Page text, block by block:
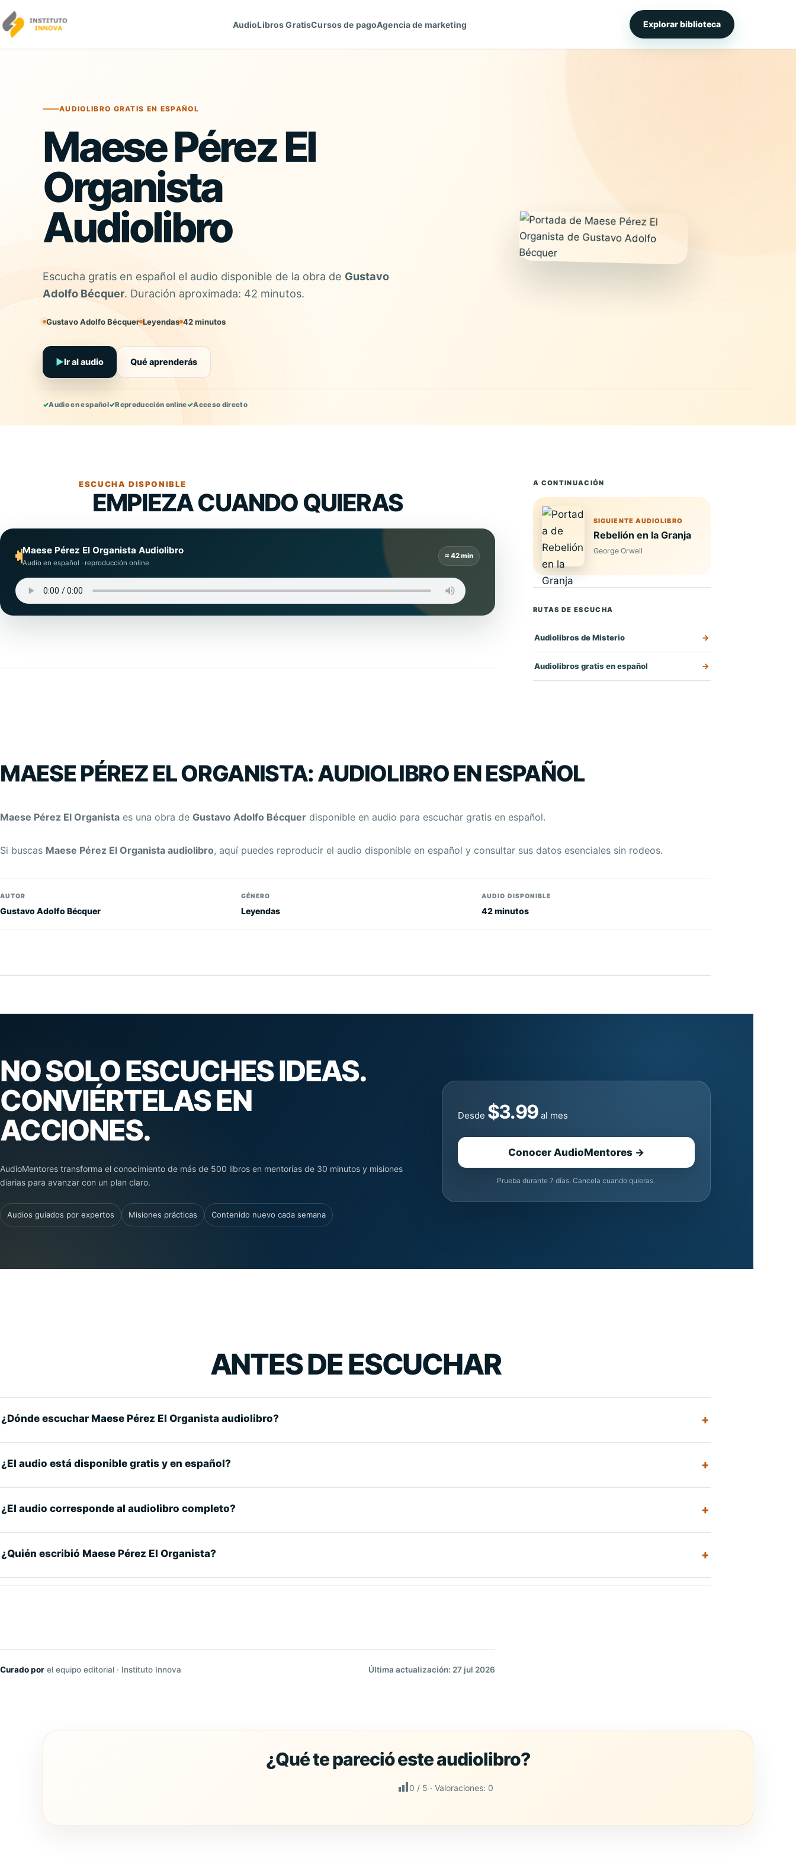
Saltar al contenido
AudioLibros GratisCursos de pagoAgencia de marketing Explorar biblioteca
AUDIOLIBRO GRATIS EN ESPAÑOL
Maese Pérez El
Organista
Audiolibro
Escucha gratis en español el audio disponible de la obra de Gustavo
Adolfo Bécquer. Duración aproximada: 42 minutos.
Gustavo Adolfo Bécquer Leyendas 42 minutos
▶Ir al audio Qué aprenderás
✓Audio en español✓Reproducción online✓Acceso directo
ESCUCHA DISPONIBLE
EMPIEZA CUANDO QUIERAS
Maese Pérez El Organista Audiolibro
Audio en español · reproducción online
≈ 42 min
MAESE PÉREZ EL ORGANISTA: AUDIOLIBRO EN ESPAÑOL
Maese Pérez El Organista es una obra de Gustavo Adolfo Bécquer disponible en audio para escuchar gratis en español.
Si buscas Maese Pérez El Organista audiolibro, aquí puedes reproducir el audio disponible en español y consultar sus datos esenciales sin rodeos.
AUTOR
Gustavo Adolfo Bécquer
GÉNERO
Leyendas
AUDIO DISPONIBLE
42 minutos
NO SOLO ESCUCHES IDEAS.
CONVIÉRTELAS EN
ACCIONES.
AudioMentores transforma el conocimiento de más de 500 libros en mentorías de 30 minutos y misiones
diarias para avanzar con un plan claro.
Audios guiados por expertos Misiones prácticas Contenido nuevo cada semana
Desde $3.99 al mes
Conocer AudioMentores →
Prueba durante 7 días. Cancela cuando quieras.
ANTES DE ESCUCHAR
¿Dónde escuchar Maese Pérez El Organista audiolibro?
¿El audio está disponible gratis y en español?
¿El audio corresponde al audiolibro completo?
¿Quién escribió Maese Pérez El Organista?
Curado por el equipo editorial · Instituto Innova Última actualización: 27 jul 2026
A CONTINUACIÓN
SIGUIENTE AUDIOLIBRO
Rebelión en la Granja
George Orwell
RUTAS DE ESCUCHA
Audiolibros de Misterio
Audiolibros gratis en español
0 / 5 · Valoraciones: 0